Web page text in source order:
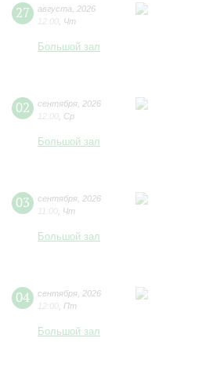
27 августа
2026
12:00 Чт
Большой зал
02 сентября 2026
12:00 Ср
Большой зал
03 сентября 2026
11:00 Чт
Большой зал
04 сентября 2026
12:00 Пт
Большой зал